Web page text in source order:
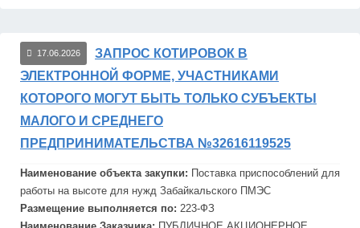
17.06.2026
ЗАПРОС КОТИРОВОК В
ЭЛЕКТРОННОЙ ФОРМЕ, УЧАСТНИКАМИ
КОТОРОГО МОГУТ БЫТЬ ТОЛЬКО СУБЪЕКТЫ
МАЛОГО И СРЕДНЕГО
ПРЕДПРИНИМАТЕЛЬСТВА №32616119525
Наименование объекта закупки: Поставка приспособлений для
работы на высоте для нужд Забайкальского ПМЭС
Размещение выполняется по: 223-ФЗ